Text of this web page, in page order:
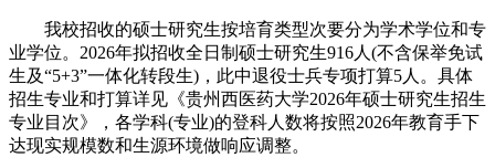
我校招收的硕士研究生按培育类型次要分为学术学位和专
业学位。2026年拟招收全日制硕士研究生916人(不含保举免试
生及“5+3”一体化转段生)，此中退役士兵专项打算5人。具体
招生专业和打算详见《贵州西医药大学2026年硕士研究生招生
专业目次》，各学科(专业)的登科人数将按照2026年教育手下
达现实规模数和生源环境做响应调整。